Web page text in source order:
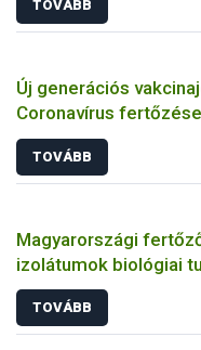
TOVÁBB
Új generációs
Coronavírus
TOVÁBB
Magyarországi
izolátumok biológiai
állatkísérletes és
TOVÁBB